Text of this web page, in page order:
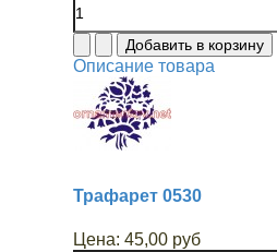
Описание товара
Трафарет 0530
Цена: 45,00 руб